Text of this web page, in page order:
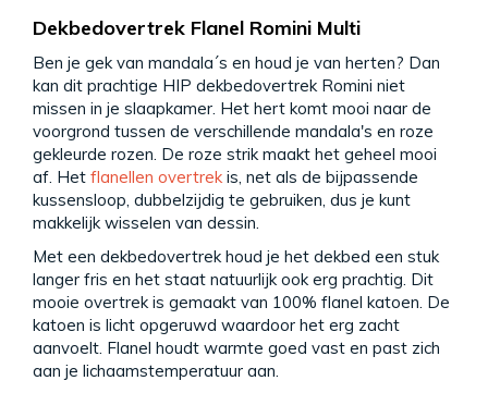
Dekbedovertrek Flanel Romini Multi
Ben je gek van mandala´s en houd je van herten? Dan
kan dit prachtige HIP dekbedovertrek Romini niet
missen in je slaapkamer. Het hert komt mooi naar de
voorgrond tussen de verschillende mandala's en roze
gekleurde rozen. De roze strik maakt het geheel mooi
af. Het flanellen overtrek is, net als de bijpassende
kussensloop, dubbelzijdig te gebruiken, dus je kunt
makkelijk wisselen van dessin.
Met een dekbedovertrek houd je het dekbed een stuk
langer fris en het staat natuurlijk ook erg prachtig. Dit
mooie overtrek is gemaakt van 100% flanel katoen. De
katoen is licht opgeruwd waardoor het erg zacht
aanvoelt. Flanel houdt warmte goed vast en past zich
aan je lichaamstemperatuur aan.